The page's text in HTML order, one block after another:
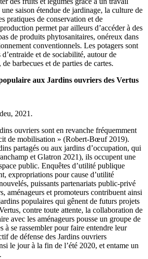
saison étendue de jardinage, la culture de
pratiques de conservation et de
permet par ailleurs d’accéder à des
de produits phytosanitaires, onéreux dans
conventionnels. Les potagers sont
d’entraide et de sociabilité, autour de
barbecues et de parties de cartes.
aux Jardins ouvriers des Vertus
2021.
ouvriers sont en revanche fréquemment
de mobilisation » (Robert-Bœuf 2019).
partagés ou aux jardins d’occupation, qui
et Glatron 2021), ils occupent une
public. Enquêtes d’utilité publique
expropriations pour cause d’utilité
puissants partenariats public-privé
aménageurs et promoteurs contribuent ainsi
populaires qui gênent de futurs projets
contre toute attente, la collaboration de
avec les aménageurs pousse un groupe de
à se rassembler pour faire entendre leur
de défense des Jardins ouvriers
le jour à la fin de l’été 2020, et entame un